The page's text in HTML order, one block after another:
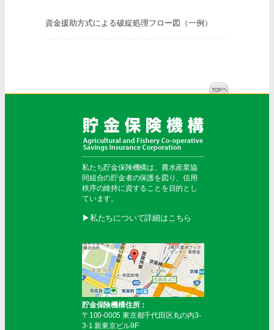
資金援助方式による破綻処理フロー図（一例）
私たち貯金保険機構は、農水産業協
同組合の貯金者の保護を図り、信用
秩序の維持に資することを目的とし
ています。
▶︎私たちについて詳細はこちら
貯金保険機構住所：
〒100-0005 東京都千代田区丸の内3-
3-1 新東京ビル9F